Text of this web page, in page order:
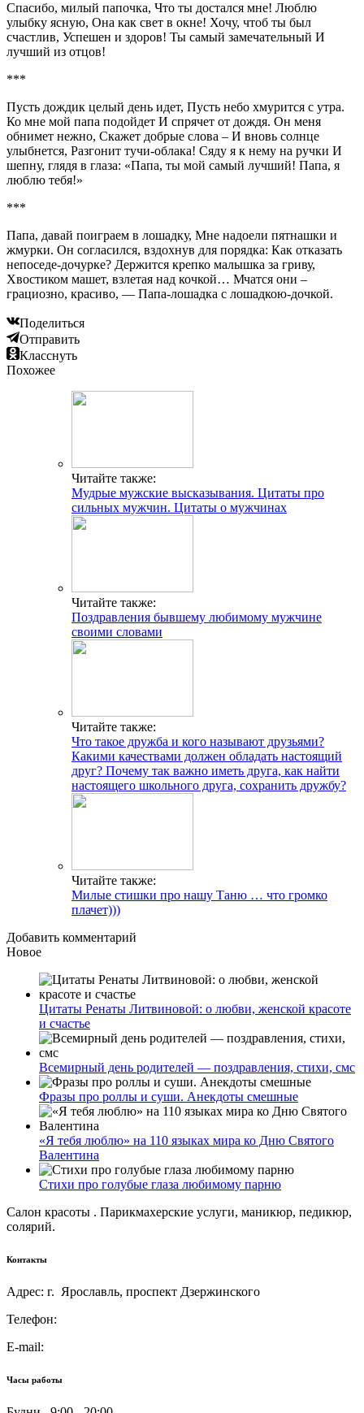
Спасибо, милый папочка, Что ты достался мне! Люблю
улыбку ясную, Она как свет в окне! Хочу, чтоб ты был
счастлив, Успешен и здоров! Ты самый замечательный И
лучший из отцов!
***
Пусть дождик целый день идет, Пусть небо хмурится с утра.
Ко мне мой папа подойдет И спрячет от дождя. Он меня
обнимет нежно, Скажет добрые слова – И вновь солнце
улыбнется, Разгонит тучи-облака! Сяду я к нему на ручки И
шепну, глядя в глаза: «Папа, ты мой самый лучший! Папа, я
люблю тебя!»
***
Папа, давай поиграем в лошадку, Мне надоели пятнашки и
жмурки. Он согласился, вздохнув для порядка: Как отказать
непоседе-дочурке? Держится крепко малышка за гриву,
Хвостиком машет, взлетая над кочкой… Мчатся они –
грациозно, красиво, — Папа-лошадка с лошадкою-дочкой.
Поделиться
Отправить
Класснуть
Похожее
Читайте также:
Мудрые мужские высказывания. Цитаты про
сильных мужчин. Цитаты о мужчинах
Читайте также:
Поздравления бывшему любимому мужчине
своими словами
Читайте также:
Что такое дружба и кого называют друзьями?
Какими качествами должен обладать настоящий
друг? Почему так важно иметь друга, как найти
настоящего школьного друга, сохранить дружбу?
Читайте также:
Милые стишки про нашу Таню … что громко
плачет)))
Добавить комментарий
Новое
Цитаты Ренаты Литвиновой: о любви, женской красоте
и счастье
Всемирный день родителей — поздравления, стихи, смс
Фразы про роллы и суши. Анекдоты смешные
«Я тебя люблю» на 110 языках мира ко Дню Святого
Валентина
Стихи про голубые глаза любимому парню
Салон красоты . Парикмахерские услуги, маникюр, педикюр,
солярий.
Контакты
Адрес: г. Ярославль, проспект Дзержинского
Телефон:
E-mail:
Часы работы